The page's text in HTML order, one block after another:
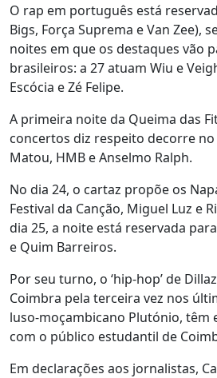
O rap em português está
Bigs, Força Suprema e Van Zee),
noites em que os destaques vão
brasileiros: a 27 atuam Wiu e
Escócia e Zé Felipe.
A primeira noite da Queima das
concertos diz respeito decorre no
Matou, HMB e Anselmo Ralph.
No dia 24, o cartaz propõe os
Festival da Canção, Miguel Luz e
dia 25, a noite está reservada
e Quim Barreiros.
Por seu turno, o ‘hip-hop’ de
Coimbra pela terceira vez nos
luso-moçambicano Plutónio, têm
com o público estudantil de
Em declarações aos jornalistas,